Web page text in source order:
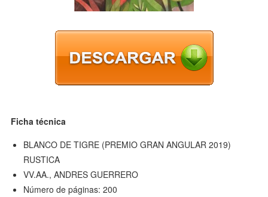
Ficha técnica
BLANCO DE TIGRE (PREMIO GRAN ANGULAR 2019)
RUSTICA
VV.AA., ANDRES GUERRERO
Número de páginas: 200